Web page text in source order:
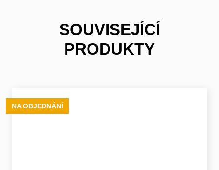
SOUVISEJÍCÍ
PRODUKTY
NA OBJEDNÁNÍ